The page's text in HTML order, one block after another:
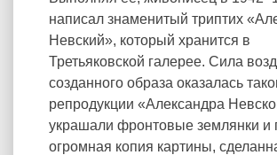
написал знаменитый триптих
Невский», который хранится в
Третьяковской галерее. Сила
созданного образа оказалась
репродукции «Александра
украшали фронтовые землянки и
огромная копия картины,